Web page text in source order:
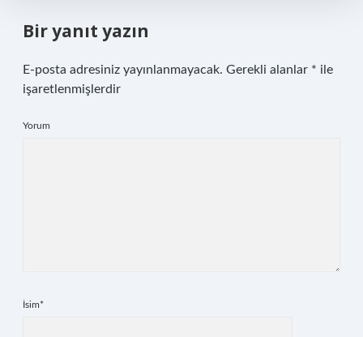
Bir yanıt yazın
E-posta adresiniz yayınlanmayacak. Gerekli alanlar * ile
işaretlenmişlerdir
Yorum
İsim*